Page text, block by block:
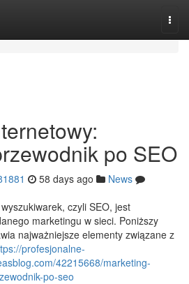
po SEO
58 days ago
News
czyli SEO, jest
marketingu w sieci. Poniższy
najważniejsze elementy związane z
profesjonalne-
42215668/marketing-
po-seo